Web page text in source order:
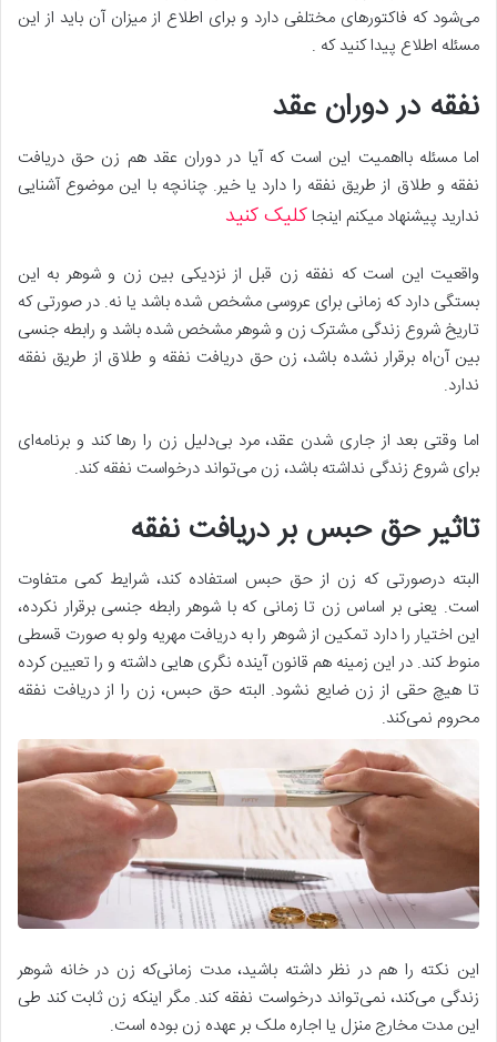
می‌شود که فاکتورهای مختلفی دارد و برای اطلاع از میزان آن باید از این
مسئله اطلاع پیدا کنید که .
نفقه در دوران عقد
اما مسئله بااهمیت این است که آیا در دوران عقد هم زن حق دریافت
نفقه و طلاق از طریق نفقه را دارد یا خیر. چنانچه با این موضوع آشنایی
ندارید پیشنهاد میکنم اینجاکلیک کنید
واقعیت این است که نفقه زن قبل از نزدیکی بین زن و شوهر به این
بستگی دارد که زمانی برای عروسی مشخص شده باشد یا نه. در صورتی که
تاریخ شروع زندگی مشترک زن و شوهر مشخص شده باشد و رابطه جنسی
بین آن‌اه برقرار نشده باشد، زن حق دریافت نفقه و طلاق از طریق نفقه
ندارد.
اما وقتی بعد از جاری شدن عقد، مرد بی‌دلیل زن را رها کند و برنامه‌ای
برای شروع زندگی نداشته باشد، زن می‌تواند درخواست نفقه کند.
تاثیر حق حبس بر دریافت نفقه
البته درصورتی که زن از حق حبس استفاده کند، شرایط کمی متفاوت
است. یعنی بر اساس زن تا زمانی که با شوهر رابطه جنسی برقرار نکرده،
این اختیار را دارد تمکین از شوهر را به دریافت مهریه ولو به صورت قسطی
منوط کند. در این زمینه هم قانون آینده نگری هایی داشته و را تعیین کرده
تا هیچ حقی از زن ضایع نشود. البته حق حبس، زن را از دریافت نفقه
محروم نمی‌کند.
این نکته را هم در نظر داشته باشید، مدت زمانی‌که زن در خانه شوهر
زندگی می‌کند، نمی‌تواند درخواست نفقه کند. مگر اینکه زن ثابت کند طی
این مدت مخارج منزل یا اجاره ملک بر عهده زن بوده است.